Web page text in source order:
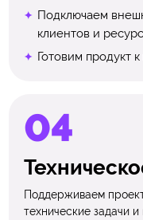
Подключаем
клиентов и
Готовим продукт
Поддерживаем
технические задачи